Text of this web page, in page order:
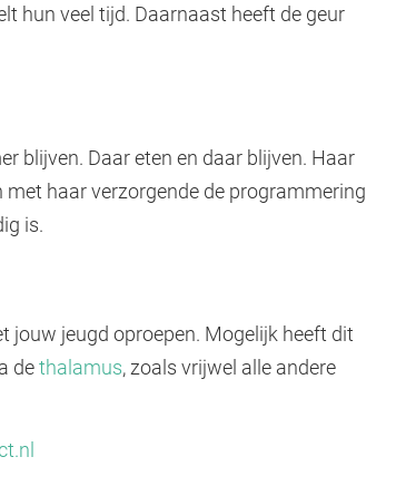
hun veel tijd. Daarnaast heeft de geur
blijven. Daar eten en daar blijven. Haar
haar verzorgende de programmering
is.
jouw jeugd oproepen. Mogelijk heeft dit
dethalamus, zoals vrijwel alle andere